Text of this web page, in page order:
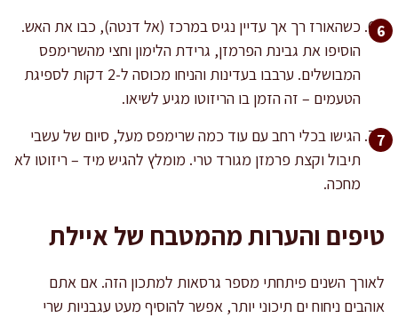
כשהאורז רך אך עדיין נגיס במרכז (אל דנטה), כבו את האש.
הוסיפו את גבינת הפרמזן, גרידת הלימון וחצי מהשרימפס
המבושלים. ערבבו בעדינות והניחו מכוסה ל-2 דקות לספיגת
הטעמים – זה הזמן בו הריזוטו מגיע לשיאו.
הגישו בכלי רחב עם עוד כמה שרימפס מעל, סיום של עשבי
תיבול וקצת פרמזן מגורד טרי. מומלץ להגיש מיד – ריזוטו לא
מחכה.
טיפים והערות מהמטבח של איילת
לאורך השנים פיתחתי מספר גרסאות למתכון הזה. אם אתם
אוהבים ניחוח ים תיכוני יותר, אפשר להוסיף מעט עגבניות שרי